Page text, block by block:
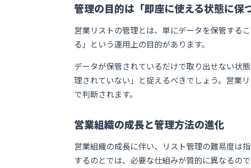
管理の目的は「即座に使える状態に保
営業リストの管理とは、単にデータを保管する
る」という運用上の目的があります。
データが保管されているだけで取り出せない状
理されていない」と捉えるべきでしょう。営業
で判断されます。
営業組織の成長と管理方法の進化
営業組織の成長に伴い、リスト管理の難易度は
するのとでは、必要な仕組みが質的に異なるので